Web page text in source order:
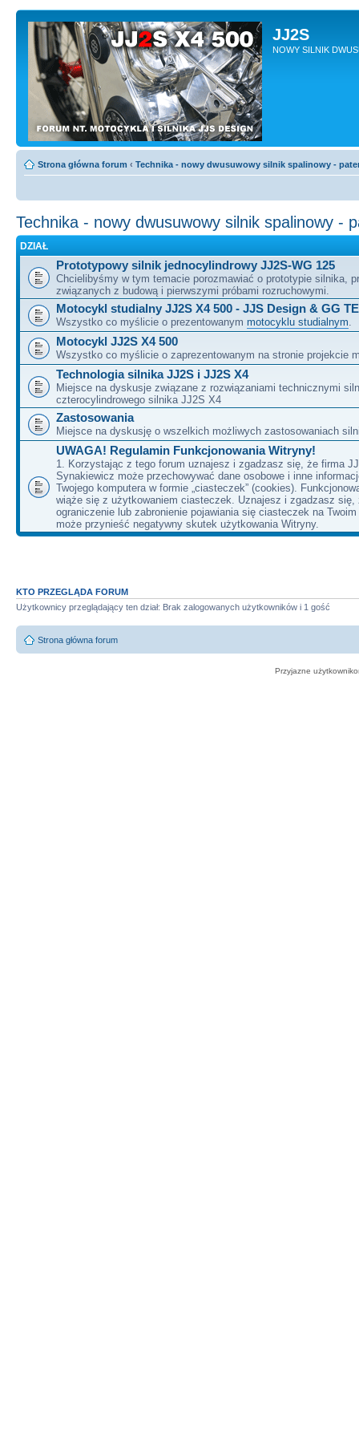
JJ2S
NOWY SILNIK
Strona główna forum ‹ Technika - nowy dwusuwowy silnik spalinowy -
Technika - nowy dwusuwowy silnik spalinowy -
DZIAŁ
Prototypowy silnik jednocylindrowy JJ2S-WG 125
Chcielibyśmy w tym temacie porozmawiać o prototypie silnika,
związanych z budową i pierwszymi próbami rozruchowymi.
Motocykl studialny JJ2S X4 500 - JJS Design & GG
Wszystko co myślicie o prezentowanym motocyklu studialnym.
Motocykl JJ2S X4 500
Wszystko co myślicie o zaprezentowanym na stronie projekcie
Technologia silnika JJ2S i JJ2S X4
Miejsce na dyskusje związane z rozwiązaniami technicznymi
czterocylindrowego silnika JJ2S X4
Zastosowania
Miejsce na dyskusję o wszelkich możliwych zastosowaniach
UWAGA! Regulamin Funkcjonowania Witryny!
1. Korzystając z tego forum uznajesz i zgadzasz się, że firma
Synakiewicz może przechowywać dane osobowe i inne
Twojego komputera w formie „ciasteczek” (cookies).
wiąże się z użytkowaniem ciasteczek. Uznajesz i zgadzasz się,
ograniczenie lub zabronienie pojawiania się ciasteczek na
może przynieść negatywny skutek użytkowania Witryny.
KTO PRZEGLĄDA FORUM
Użytkownicy przeglądający ten dział: Brak zalogowanych użytkowników i 1 gość
Strona główna forum
Przyjazne